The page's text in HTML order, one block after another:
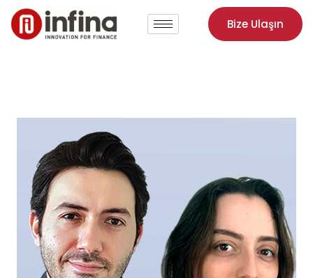
Bize Ulaşın